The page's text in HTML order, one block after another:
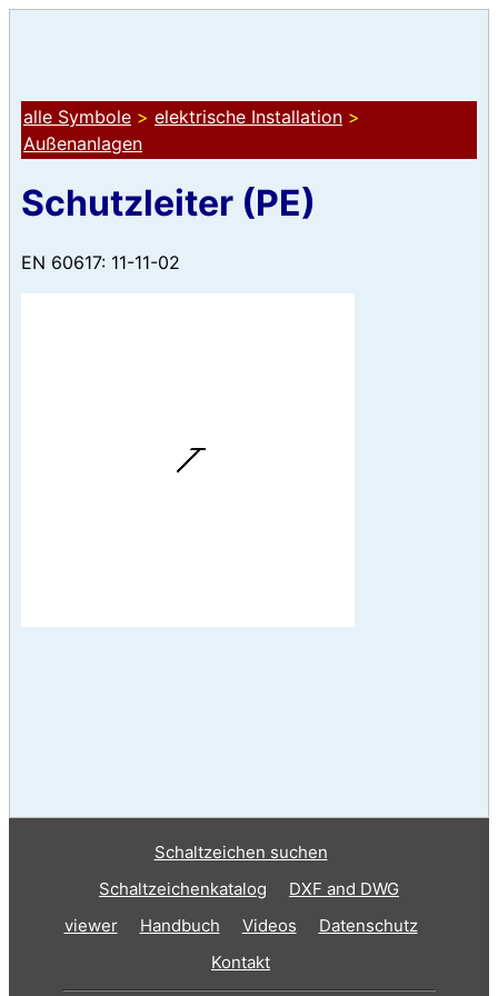
alle Symbole > elektrische Installation >
Außenanlagen
Schutzleiter (PE)
EN 60617: 11-11-02
Schaltzeichen suchen
Schaltzeichenkatalog
DXF and DWG
viewer
Handbuch Videos
Datenschutz
Kontakt